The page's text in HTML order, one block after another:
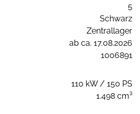
5
Schwarz
Zentrallager
ab ca. 17.08.2026
1006891
110 kW / 150 PS
1.498 cm³